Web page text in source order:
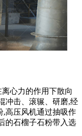
心力的作用下散向
冲击、滚辗、研磨,经
,高压风机通过抽吸作
的石榴子石粉带入选